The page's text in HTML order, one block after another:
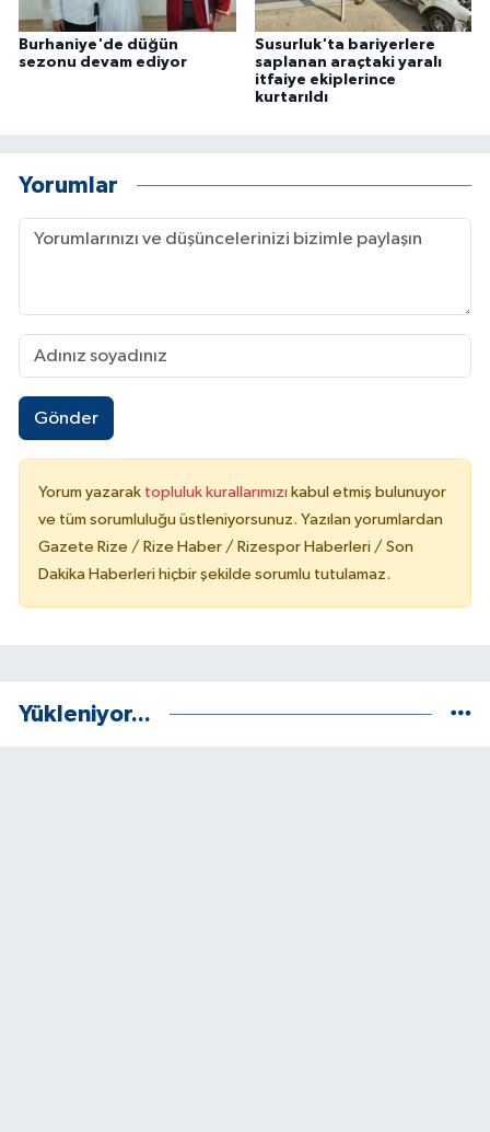
Burhaniye'de düğün
sezonu devam ediyor
Susurluk'ta bariyerlere
saplanan araçtaki yaralı
itfaiye ekiplerince
kurtarıldı
Yorumlar
Gönder
Yorum yazarak topluluk kurallarımızı kabul etmiş bulunuyor
ve tüm sorumluluğu üstleniyorsunuz. Yazılan yorumlardan
Gazete Rize / Rize Haber / Rizespor Haberleri / Son
Dakika Haberleri hiçbir şekilde sorumlu tutulamaz.
Yükleniyor...